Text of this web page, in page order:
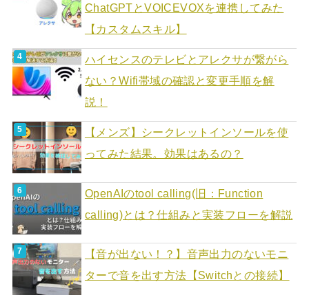
ChatGPTとVOICEVOXを連携してみた
【カスタムスキル】
ハイセンスのテレビとアレクサが繋がら
ない？Wifi帯域の確認と変更手順を解
説！
【メンズ】シークレットインソールを使
ってみた結果。効果はあるの？
OpenAIのtool calling(旧：Function
calling)とは？仕組みと実装フローを解説
【音が出ない！？】音声出力のないモニ
ターで音を出す方法【Switchとの接続】